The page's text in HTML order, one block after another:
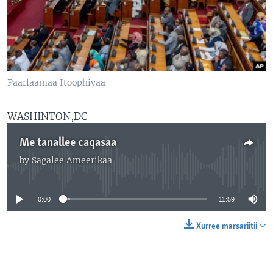
Paarlaamaa Itoophiyaa
WASHINTON,DC —
Me tanallee caqasaa
by Sagalee Ameerikaa
No media source currently available
0:00 11:59
Xurree marsariitii